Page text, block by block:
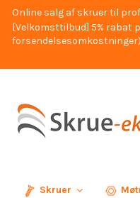
Online salg af skruer til
[Velkomsttilbud] 5% rabat
forsendelsesomkostninger)
Skruer